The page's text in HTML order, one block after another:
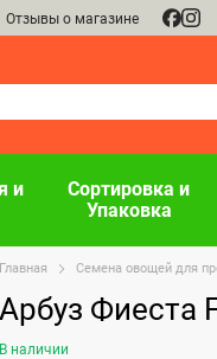
Отзывы о магазине
и
Сортировка и
Упаковка
Главная Семена овощей для
Арбуз Фиеста
В наличии